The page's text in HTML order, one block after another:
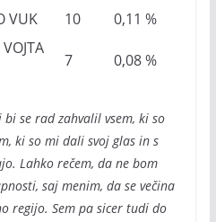
VUK 10
0,11 %
7 0,08 %
bi se rad zahvalil vsem, ki so
ki so mi dali svoj glas in s
Lahko rečem, da ne bom
saj menim, da se večina
regijo. Sem pa sicer tudi do